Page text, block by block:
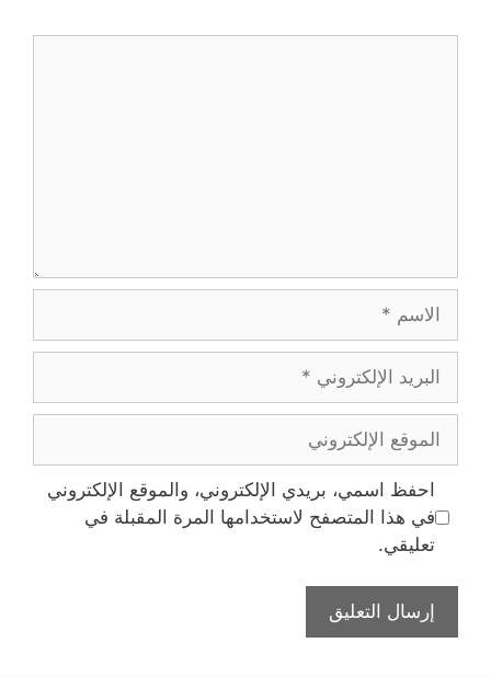
الإلكتروني
الإلكتروني
احفظ اسمي، بريدي الإلكتروني، والموقع الإلكتروني
في هذا المتصفح لاستخدامها المرة المقبلة في
تعليقي.